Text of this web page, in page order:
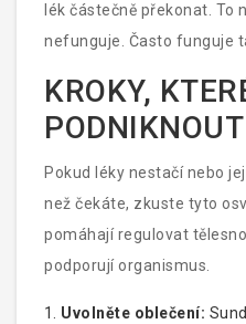
lék částečně překonat. To
nefunguje. Často funguje
vyššímu nárůstu teploty,
normální úroveň. V
sledovat, zda dítě netrpí,
KROKY,
Pokud léky nestačí nebo
než čekáte, zkuste tyto
pomáhají regulovat
podporují organismus.
Uvolněte oblečení: